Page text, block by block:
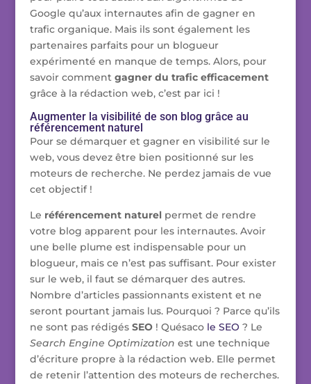
Google qu’aux internautes afin de gagner en
trafic organique. Mais ils sont également les
partenaires parfaits pour un blogueur
expérimenté en manque de temps. Alors, pour
savoir comment gagner du trafic efficacement
grâce à la rédaction web, c’est par ici !
Augmenter la visibilité de son blog grâce au
référencement naturel
Pour se démarquer et gagner en visibilité sur le
web, vous devez être bien positionné sur les
moteurs de recherche. Ne perdez jamais de vue
cet objectif !
Le référencement naturelpermet de rendre
votre blog apparent pour les internautes. Avoir
une belle plume est indispensable pour un
blogueur, mais ce n’est pas suffisant. Pour exister
sur le web, il faut se démarquer des autres.
Nombre d’articles passionnants existent et ne
seront pourtant jamais lus. Pourquoi ? Parce qu’ils
ne sont pas rédigés SEO! Quésaco le SEO ? Le
Search Engine Optimization est une technique
d’écriture propre à la rédaction web. Elle permet
de retenir l’attention des moteurs de recherches.